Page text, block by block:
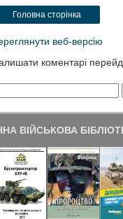
Головна сторінка
веб-версію
коментарі
ВІЙСЬКОВА